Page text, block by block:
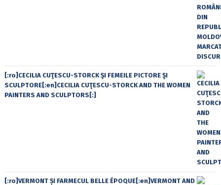
[:ro]CECILIA CUŢESCU-STORCK ŞI FEMEILE PICTORE ŞI
SCULPTORE[:en]CECILIA CUŢESCU-STORCK AND THE WOMEN
PAINTERS AND SCULPTORS[:]
[:ro]VERMONT ȘI FARMECUL BELLE ÉPOQUE[:en]VERMONT AND